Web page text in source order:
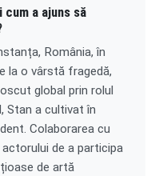
a ajuns să
România, în
la o vârstă fragedă,
global prin rolul
Stan a cultivat în
Colaborarea cu
de a participa
de artă